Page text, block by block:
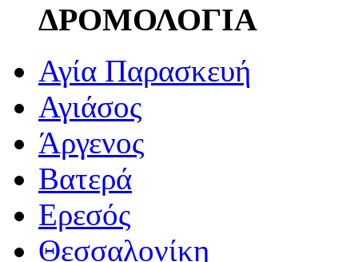
ΔΡΟΜΟΛΟΓΙΑ
Αγία Παρασκευή
Αγιάσος
Άργενος
Βατερά
Ερεσός
Θεσσαλονίκη